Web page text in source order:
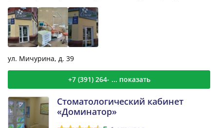
ул. Мичурина, д. 39
+7 (391) 264- ... показать
Стоматологический кабинет
«Доминатор»